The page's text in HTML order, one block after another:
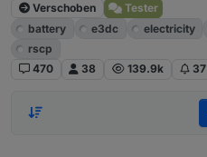
Verschoben
Tester
battery
e3dc electricity
rscp
470
38 139.9k 37